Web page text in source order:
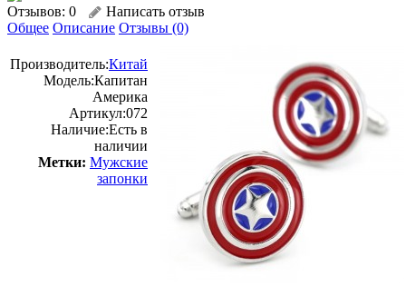
Отзывов: 0
Написать отзыв
Общее Описание Отзывы (0)
Производитель:Китай
Модель:Капитан
Америка
Артикул:072
Наличие:Есть в
наличии
Метки: Мужские
запонки